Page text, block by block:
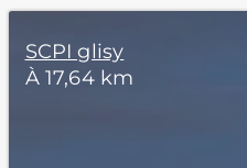
SCPI glisy
À 17,64 km